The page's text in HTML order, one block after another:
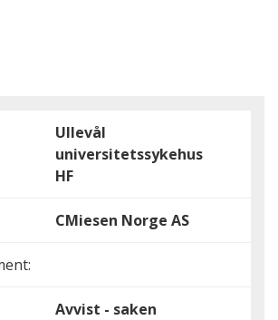
Ullevål
universitetssykehus
HF
CMiesen Norge AS
Avvist - saken